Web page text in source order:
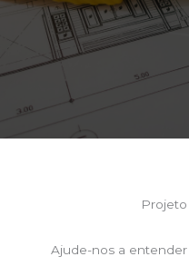
Ajude-nos a